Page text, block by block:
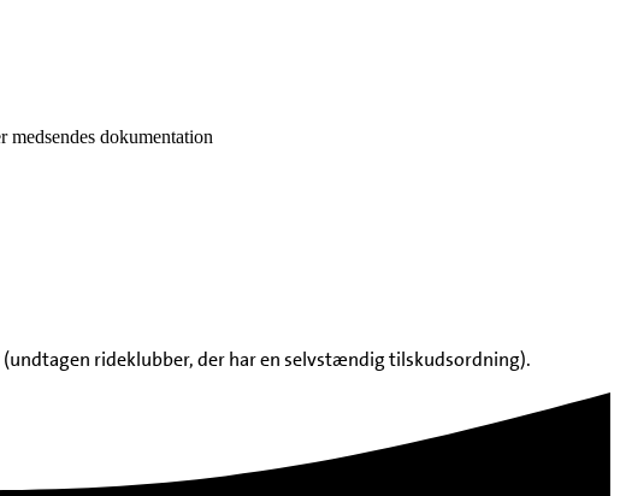
dokumentation
rideklubber, der har en selvstændig tilskudsordning).